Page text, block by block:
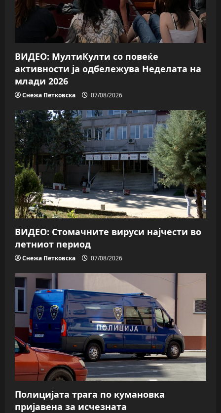
o
n
ВИДЕО: МултиКулти со повеќе
активности ја одбележува Неделата на
млади 2026
Снежа Петковска 07/08/2026
ВИДЕО: Стомачните вируси најчести во
летниот период
Снежа Петковска 07/08/2026
Полицијата трага пo кумановка
пријавена за исчезната